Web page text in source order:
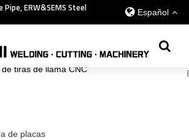
Pipe, ERW&SEMS Steel
Español
de producción de vigas H /
tiras de llama CNC
de placas